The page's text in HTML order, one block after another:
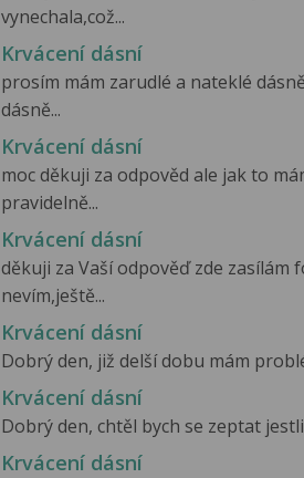
vynechala,což...
Krvácení dásní
prosím mám zarudlé a nateklé
dásně...
Krvácení dásní
moc děkuji za odpověd ale jak to
pravidelně...
Krvácení dásní
děkuji za Vaší odpověď zde
nevím,ještě...
Krvácení dásní
Dobrý den, již delší dobu mám
Krvácení dásní
Dobrý den, chtěl bych se zeptat
Krvácení dásní